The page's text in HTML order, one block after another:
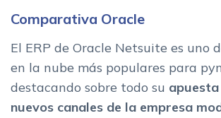
Comparativa Oracle
El ERP de Oracle Netsuite es uno
en la nube más populares para
destacando sobre todo su
nuevos canales de la empresa